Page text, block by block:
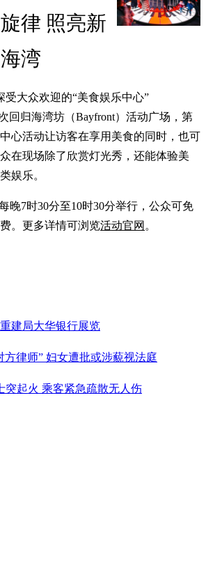
律 照亮新
湾
受大众欢迎的“美食娱乐中心”
次回归海湾坊（Bayfront）活动广场，第
心活动让访客在享用美食的同时，也可
在现场除了欣赏灯光秀，还能体验美
娱乐。
晚7时30分至10时30分举行，公众可免
。更多详情可浏览活动官网 。
建局大华银行展览
方律师” 妇女遭批或涉藐视法庭
突起火 乘客紧急疏散无人伤